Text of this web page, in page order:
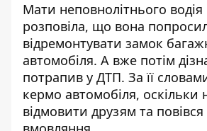
Мати неповнолітнього
розповіла, що вона
відремонтувати замок
автомобіля. А вже потім
потрапив у ДТП. За її
кермо автомобіля, оскільки
відмовити друзям та повівся